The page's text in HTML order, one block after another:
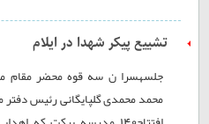
تشییع پیکر شهدا در ایلام
جلسهسرا ن سه قوه محضر مقام
محمد محمدی گلپایگانی رئیس